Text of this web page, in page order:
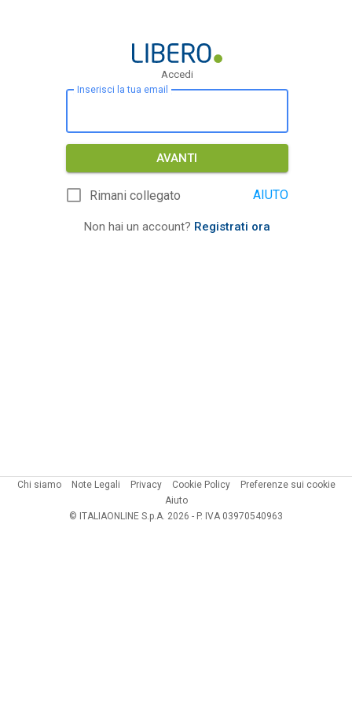
Accedi
Inserisci la tua email
AVANTI
Rimani collegato AIUTO
Non hai un account? Registrati ora
Chi siamo Note Legali Privacy Cookie Policy
Preferenze sui cookie
Aiuto
© ITALIAONLINE S.p.A. 2026 - P. IVA 03970540963